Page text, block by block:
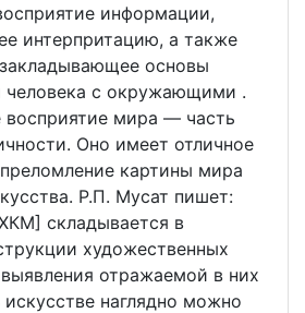
информации,
интерпритацию, а также
основы
человека с окружающими .
восприятие мира — часть
Оно имеет отличное
картины мира
Р.П. Мусат пишет:
складывается в
художественных
отражаемой в них
наглядно можно